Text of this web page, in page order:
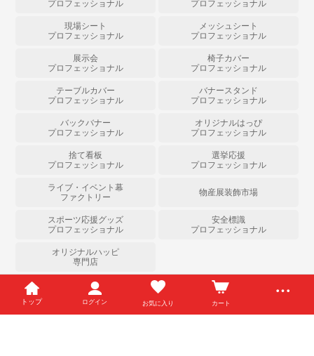
プロフェッショナル
プロフェッショナル
現場シート
プロフェッショナル
メッシュシート
プロフェッショナル
展示会
プロフェッショナル
椅子カバー
プロフェッショナル
テーブルカバー
プロフェッショナル
バナースタンド
プロフェッショナル
バックバナー
プロフェッショナル
オリジナルはっぴ
プロフェッショナル
捨て看板
プロフェッショナル
選挙応援
プロフェッショナル
ライブ・イベント幕
ファクトリー
物産展装飾市場
スポーツ応援グッズ
プロフェッショナル
安全標識
プロフェッショナル
オリジナルハッピ
専門店
Copyright (c) のぼりストア All Right Reserved.
トップ ログイン お気に入り カート